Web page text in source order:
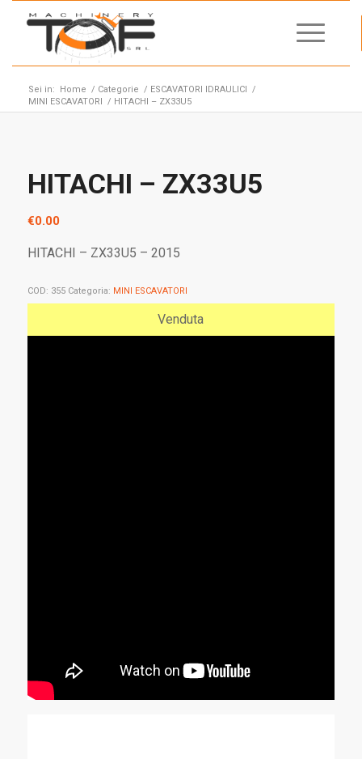
Sei in: Home / Categorie / ESCAVATORI IDRAULICI /
MINI ESCAVATORI / HITACHI – ZX33U5
HITACHI – ZX33U5
€0.00
HITACHI – ZX33U5 – 2015
COD: 355 Categoria: MINI ESCAVATORI
Venduta